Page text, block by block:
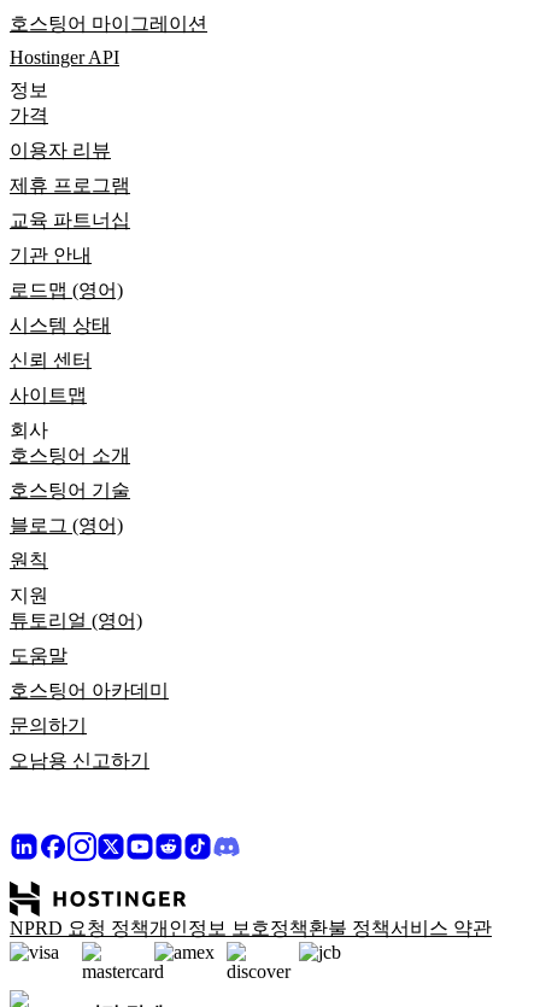
호스팅어 마이그레이션
Hostinger API
정보
가격
이용자 리뷰
제휴 프로그램
교육 파트너십
기관 안내
로드맵 (영어)
시스템 상태
신뢰 센터
사이트맵
회사
호스팅어 소개
호스팅어 기술
블로그 (영어)
원칙
지원
튜토리얼 (영어)
도움말
호스팅어 아카데미
문의하기
오남용 신고하기
NPRD 요청 정책개인정보 보호정책환불 정책서비스 약관